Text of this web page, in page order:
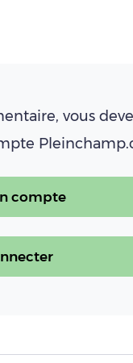
vous
compte